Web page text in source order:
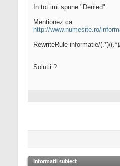
In tot imi spune "Denied"
Mentionez ca
http://www.numesite.ro/
RewriteRule informatie/(.*)/
Solutii ?
Informații subiect